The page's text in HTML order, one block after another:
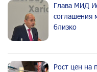
Глава МИД
соглашения
близко
Рост цен на